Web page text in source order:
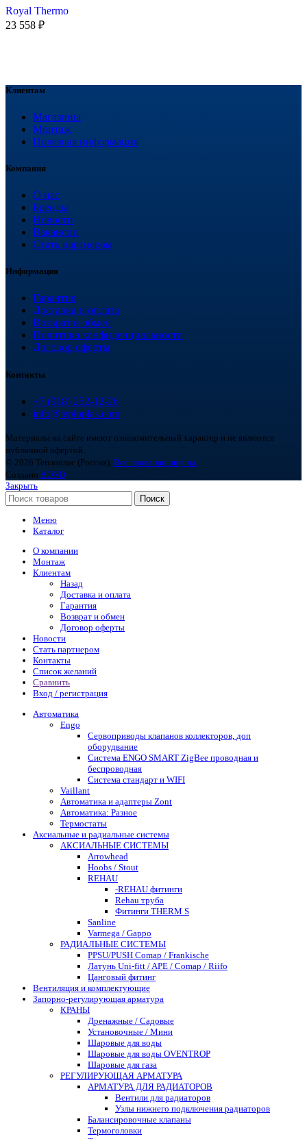
Royal Thermo
23 558 ₽
Клиентам
Магазины
Монтаж
Полезная информация
Компания
О нас
Бренды
Новости
Вакансии
Стать партнером
Информация
Гарантия
Доставка и оплата
Возврат и обмен
Политика конфиденциальности
Договор оферты
Контакты
+7 (918) 252-12-26
info@teploplas.com
Материалы на сайте имеют ознакомительный характер и не являются
публичной офертой.
© 2026 Теплоплас (Россия). Все права защищены.
Создано BOND
Закрыть
Поиск
Меню
Каталог
О компании
Монтаж
Клиентам
Назад
Доставка и оплата
Гарантия
Возврат и обмен
Договор оферты
Новости
Стать партнером
Контакты
Список желаний
Сравнить
Вход / регистрация
Автоматика
Engo
Сервоприводы клапанов коллекторов, доп
оборудвание
Система ENGO SMART ZigBee проводная и
беспроводная
Система стандарт и WIFI
Vaillant
Автоматика и адаптеры Zont
Автоматика: Разное
Термостаты
Аксиальные и радиальные системы
АКСИАЛЬНЫЕ СИСТЕМЫ
Arrowhead
Hoobs / Stout
REHAU
-REHAU фитинги
Rehau труба
Фитинги THERM S
Sanline
Varmega / Gappo
РАДИАЛЬНЫЕ СИСТЕМЫ
PPSU/PUSH Comap / Frankische
Латунь Uni-fitt / APE / Comap / Riifo
Цанговый фитинг
Вентиляция и комплектующие
Запорно-регулирующая арматура
КРАНЫ
Дренажные / Садовые
Установочные / Мини
Шаровые для воды
Шаровые для воды OVENTROP
Шаровые для газа
РЕГУЛИРУЮЩАЯ АРМАТУРА
АРМАТУРА ДЛЯ РАДИАТОРОВ
Вентили для радиаторов
Узлы нижнего подключения радиаторов
Балансировочные клапаны
Термоголовки